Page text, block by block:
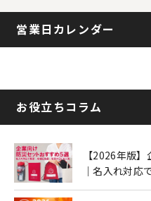
営業日カレンダー
お役立ちコラム
【2026年版
｜名入れ対応